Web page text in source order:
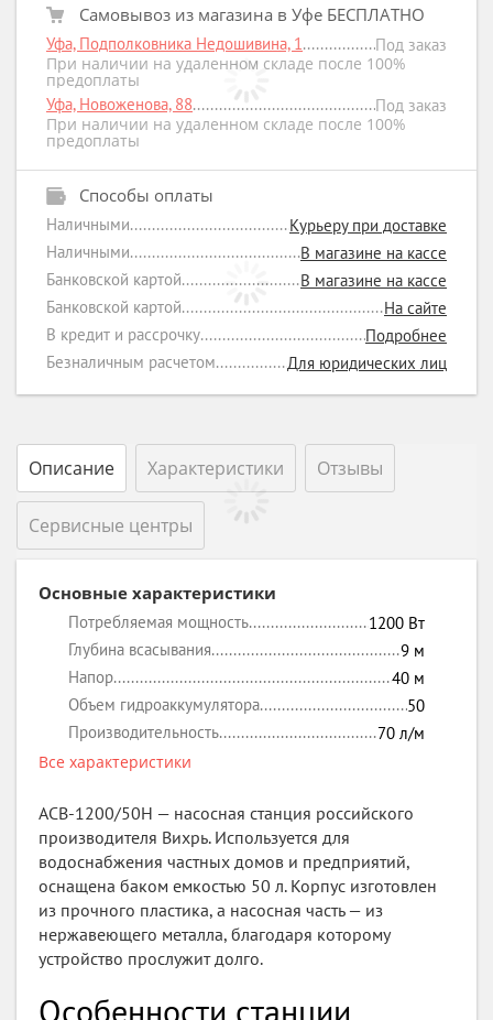
Самовывоз из магазина в Уфе БЕСПЛАТНО
Уфа, Подполковника Недошивина, 1
Под заказ
При наличии на удаленном складе после 100%
предоплаты
Уфа, Новоженова, 88
Под заказ
При наличии на удаленном складе после 100%
предоплаты
Способы оплаты
Наличными
Курьеру при доставке
Наличными
В магазине на кассе
Банковской картой
В магазине на кассе
Банковской картой
На сайте
В кредит и рассрочку
Подробнее
Безналичным расчетом
Для юридических лиц
Описание Характеристики Отзывы
Сервисные центры
Основные характеристики
Потребляемая мощность 1200 Вт
Глубина всасывания
9 м
Напор
40 м
Объем гидроаккумулятора
50
Производительность
70 л/м
Все характеристики
АСВ-1200/50Н — насосная станция российского
производителя Вихрь. Используется для
водоснабжения частных домов и предприятий,
оснащена баком емкостью 50 л. Корпус изготовлен
из прочного пластика, а насосная часть — из
нержавеющего металла, благодаря которому
устройство прослужит долго.
Особенности станции